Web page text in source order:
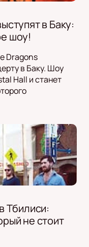
в Баку:
шоу!
Dragons
в Баку. Шоу
Hall и станет
Тбилиси:
не стоит